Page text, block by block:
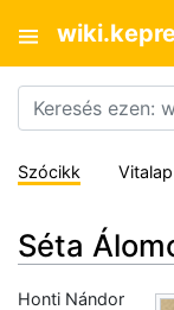
Szócikk Vitalap
Séta
Honti Nándor